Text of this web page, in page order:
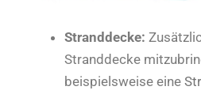
Stranddecke:
Stranddecke
beispielsweise eine